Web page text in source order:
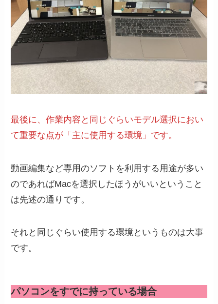
最後に、作業内容と同じぐらいモデル選択におい
て重要な点が「主に使用する環境」です。
動画編集など専用のソフトを利用する用途が多い
のであればMacを選択したほうがいいということ
は先述の通りです。
それと同じぐらい使用する環境というものは大事
です。
パソコンをすでに持っている場合